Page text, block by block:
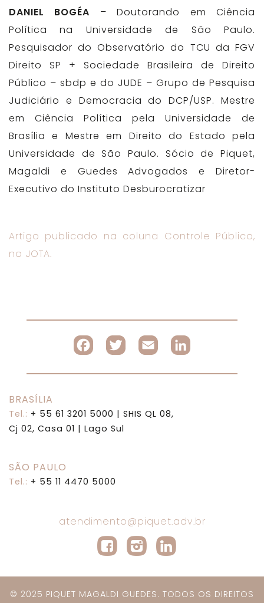
DANIEL BOGÉA – Doutorando em Ciência
Política na Universidade de São Paulo.
Pesquisador do Observatório do TCU da FGV
Direito SP + Sociedade Brasileira de Direito
Público – sbdp e do JUDE – Grupo de Pesquisa
Judiciário e Democracia do DCP/USP. Mestre
em Ciência Política pela Universidade de
Brasília e Mestre em Direito do Estado pela
Universidade de São Paulo. Sócio de Piquet,
Magaldi e Guedes Advogados e Diretor-
Executivo do Instituto Desburocratizar
Artigo publicado na coluna Controle Público,
no JOTA.
Facebook
Twitter
Email
BRASÍLIA
Tel.: + 55 61 3201 5000 | SHIS QL 08,
Cj 02, Casa 01 | Lago Sul
SÃO PAULO
Tel.: + 55 11 4470 5000
atendimento@piquet.adv.br
© 2025 PIQUET MAGALDI GUEDES. TODOS OS DIREITOS